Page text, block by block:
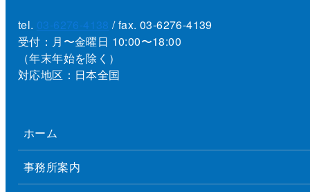
tel. 03-6276-4138 / fax. 03-6276-4139
受付：月〜金曜日 10:00〜18:00
（年末年始を除く）
対応地区：日本全国
ホーム
事務所案内